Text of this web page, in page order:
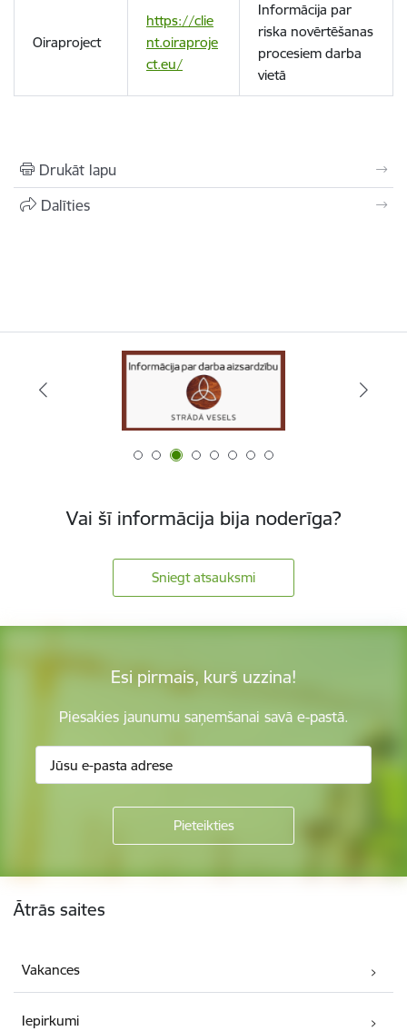
Oiraproject
https://clie
nt.oiraproje
ct.eu/
Informācija par
riska novērtēšanas
procesiem darba
vietā
Drukāt lapu
Dalīties
Vai šī informācija bija noderīga?
Sniegt atsauksmi
Esi pirmais, kurš uzzina!
Piesakies jaunumu saņemšanai savā e-pastā.
Ātrās saites
Vakances
Iepirkumi